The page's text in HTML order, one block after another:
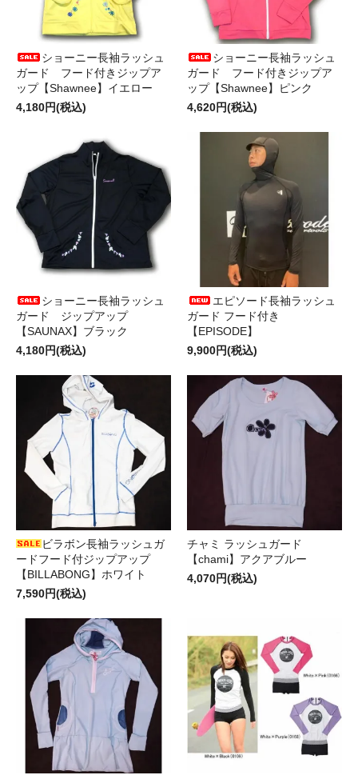
ショーニー長袖ラッシュ
ガード フード付きジップア
ップ【Shawnee】イエロー
4,180円(税込)
ショーニー長袖ラッシュ
ガード フード付きジップア
ップ【Shawnee】ピンク
4,620円(税込)
ショーニー長袖ラッシュ
ガード ジップアップ
【SAUNAX】ブラック
4,180円(税込)
エピソード長袖ラッシュ
ガード フード付き
【EPISODE】
9,900円(税込)
ビラボン長袖ラッシュガ
ードフード付ジップアップ
【BILLABONG】ホワイト
7,590円(税込)
チャミ ラッシュガード
【chami】アクアブルー
4,070円(税込)